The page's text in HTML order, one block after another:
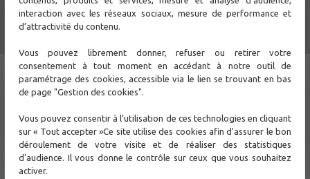
Other
Test and measurement
xDSL line tester
Optical Power Meter
Optical reflectometer OTDR
interaction avec les réseaux sociaux, mesure de performance et
d’attractivité du contenu.
Vous pouvez librement donner, refuser ou retirer votre
consentement à tout moment en accédant à notre outil de
paramétrage des cookies, accessible via le lien se trouvant en bas
de page "Gestion des cookies".
Vous pouvez consentir à l’utilisation de ces technologies en cliquant
sur « Tout accepter »Ce site utilise des cookies afin d'assurer le bon
déroulement de votre visite et de réaliser des statistiques
d'audience. Il vous donne le contrôle sur ceux que vous souhaitez
activer.